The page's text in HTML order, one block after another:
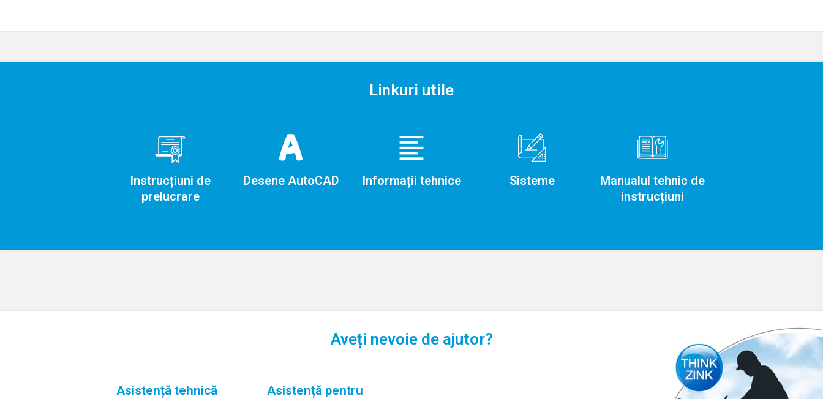
Linkuri utile
Instrucțiuni de
prelucrare
Desene AutoCAD Informații tehnice Sisteme
Manualul tehnic de
instrucțiuni
Aveți nevoie de ajutor?
Asistență tehnică
Asistență pentru